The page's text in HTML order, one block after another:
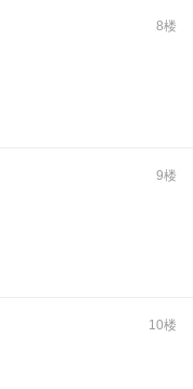
8楼
9楼
10楼